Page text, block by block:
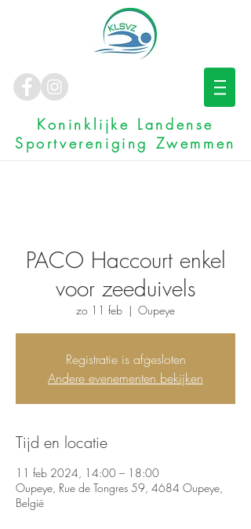
Koninklijke Landense
Sportvereniging Zwemmen
PACO Haccourt enkel
voor zeeduivels
zo 11 feb
  |
Oupeye
Registratie is afgesloten
Andere evenementen bekijken
Tijd en locatie
11 feb 2024, 14:00 – 18:00
Oupeye, Rue de Tongres 59, 4684 Oupeye,
België